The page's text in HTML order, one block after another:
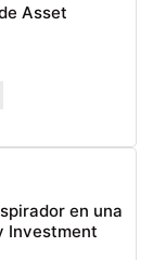
Asset
en una
Investment